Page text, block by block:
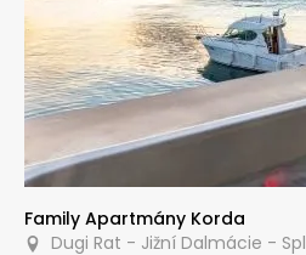
Family Apartmány Korda
Dugi Rat - Jižní Dalmácie -